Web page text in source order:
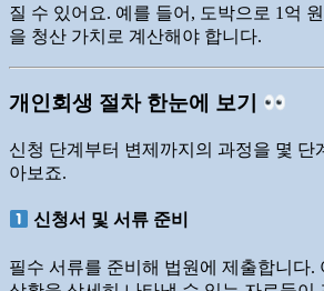
질 수 있어요. 예를 들어, 도박으로 1억
을 청산 가치로 계산해야 합니다.
개인회생 절차 한눈에 보기
신청 단계부터 변제까지의 과정을 몇 단
아보죠.
신청서 및 서류 준비
필수 서류를 준비해 법원에 제출합니다.